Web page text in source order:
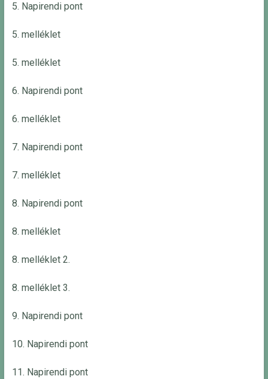
5. Napirendi pont
5. melléklet
5. melléklet
6. Napirendi pont
6. melléklet
7. Napirendi pont
7. melléklet
8. Napirendi pont
8. melléklet
8. melléklet 2.
8. melléklet 3.
9. Napirendi pont
10. Napirendi pont
11. Napirendi pont